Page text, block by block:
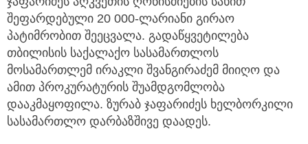
შეფარდებული 20 000-ლარიანი გირაო
პატიმრობით შეეცვალა. გადაწყვეტილება
თბილისის საქალაქო სასამართლოს
მოსამართლემ ირაკლი შვანგირაძემ მიიღო და
ამით პროკურატურის შუამდგომლობა
დააკმაყოფილა. ზურაბ ჯაფარიძეს ხელბორკილი
სასამართლო დარბაზშივე დაადეს.